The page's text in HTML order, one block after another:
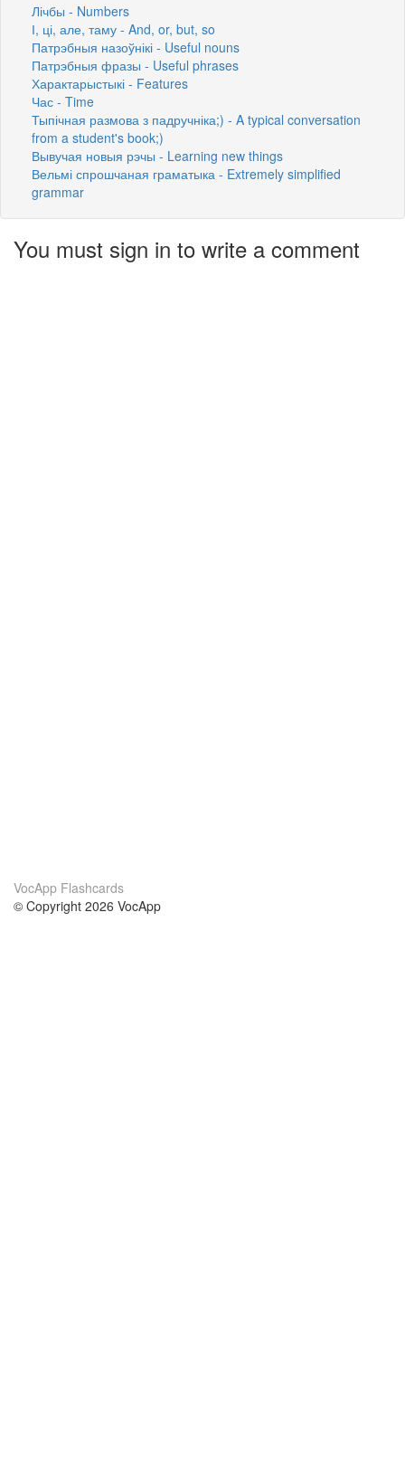
Лічбы - Numbers
І, ці, але, таму - And, or, but, so
Патрэбныя назоўнікі - Useful nouns
Патрэбныя фразы - Useful phrases
Характарыстыкі - Features
Час - Time
Тыпічная размова з падручніка;) - A typical conversation
from a student's book;)
Вывучая новыя рэчы - Learning new things
Вельмі спрошчаная граматыка - Extremely simplified
grammar
You must sign in to write a comment
VocApp Flashcards
© Copyright 2026 VocApp